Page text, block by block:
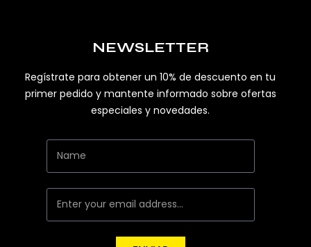
NEWSLETTER
Regístrate para obtener un 10% de descuento en tu
primer pedido y mantente informado sobre ofertas
especiales y novedades.